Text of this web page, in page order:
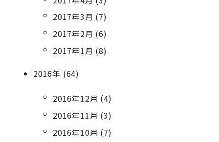
2017年3月 (7)
2017年2月 (6)
2017年1月 (8)
2016年 (64)
2016年12月 (4)
2016年11月 (3)
2016年10月 (7)